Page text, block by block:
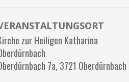
zur Heiligen Katharina
7a, 3721 Oberdürnbach